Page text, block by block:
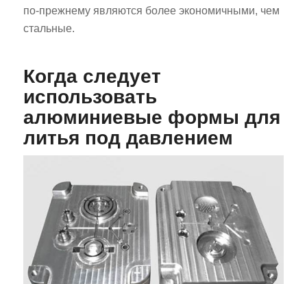
по-прежнему являются более экономичными, чем
стальные.
Когда следует
использовать
алюминиевые формы для
литья под давлением